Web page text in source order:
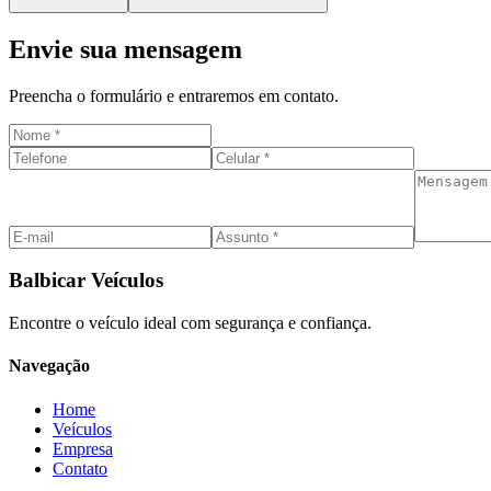
Envie sua mensagem
Preencha o formulário e entraremos em contato.
Balbicar Veículos
Encontre o veículo ideal com segurança e confiança.
Navegação
Home
Veículos
Empresa
Contato